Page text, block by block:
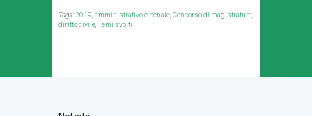
Tags:2019, amministrativo e penale, Concorso di magistratura,
diritto civile, Temi svolti